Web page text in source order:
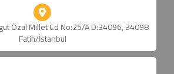
Özal Millet Cd No:25/A D:34096, 34098
Fatih/İstanbul